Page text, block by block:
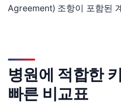
Agreement) 조항이 포함된
병원에 적합한
빠른 비교표